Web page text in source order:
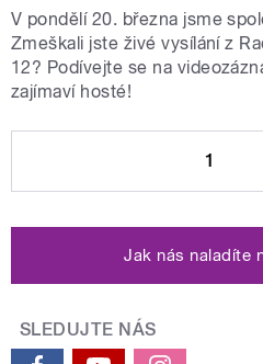
V pondělí 20. března jsme
Zmeškali jste živé vysílání z
12? Podívejte se na
zajímaví hosté!
1
Jak nás naladíte
SLEDUJTE NÁS